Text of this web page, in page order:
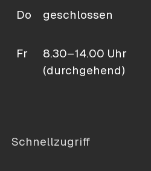
Do
geschlossen
Fr
8.30–14.00 Uhr
(durchgehend)
Schnellzugriff